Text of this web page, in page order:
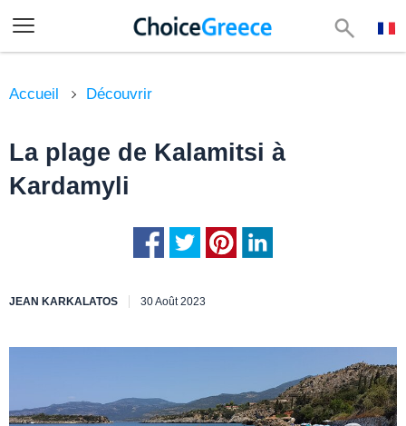
Accueil Découvrir
La plage de Kalamitsi à
Kardamyli
JEAN KARKALATOS 30 Août 2023